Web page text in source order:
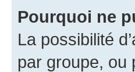
Pourquoi ne
La possibilité
par groupe, ou